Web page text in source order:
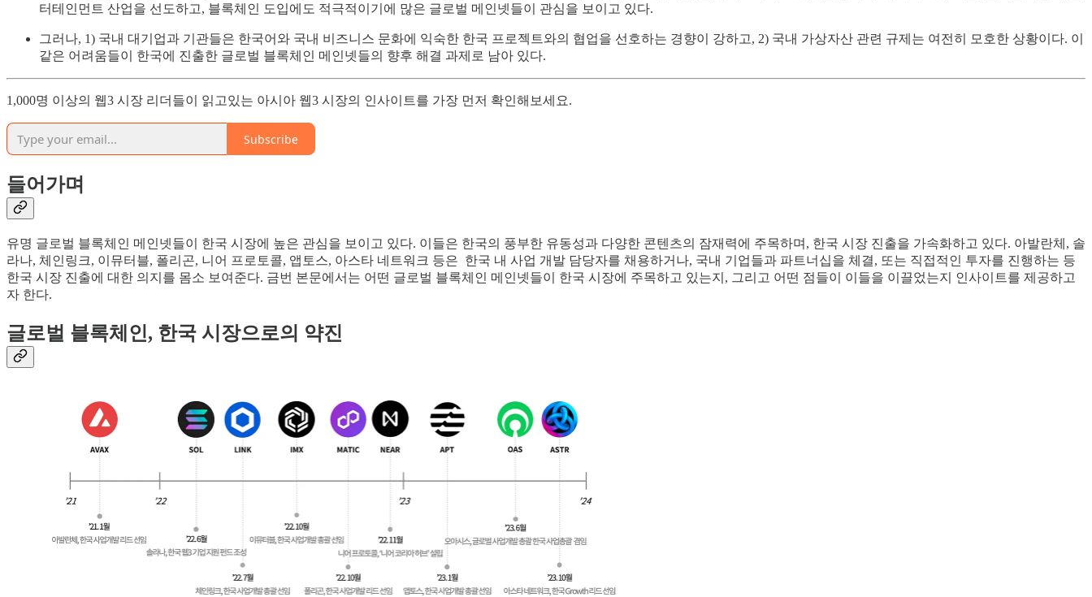
터테인먼트 산업을 선도하고, 블록체인 도입에도 적극적이기에 많은 글로벌 메인넷들이 관심을 보이고 있다.
그러나, 1) 국내 대기업과 기관들은 한국어와 국내 비즈니스 문화에 익숙한 한국 프로젝트와의 협업을 선호하는 경향이 강하고, 2) 국내 가상자산 관련 규제는 여전히 모호한 상황이다. 이
같은 어려움들이 한국에 진출한 글로벌 블록체인 메인넷들의 향후 해결 과제로 남아 있다.
1,000명 이상의 웹3 시장 리더들이 읽고있는 아시아 웹3 시장의 인사이트를 가장 먼저 확인해보세요.
Subscribe
들어가며
유명 글로벌 블록체인 메인넷들이 한국 시장에 높은 관심을 보이고 있다. 이들은 한국의 풍부한 유동성과 다양한 콘텐츠의 잠재력에 주목하며, 한국 시장 진출을 가속화하고 있다. 아발란체, 솔
라나, 체인링크, 이뮤터블, 폴리곤, 니어 프로토콜, 앱토스, 아스타 네트워크 등은 한국 내 사업 개발 담당자를 채용하거나, 국내 기업들과 파트너십을 체결, 또는 직접적인 투자를 진행하는 등
한국 시장 진출에 대한 의지를 몸소 보여준다. 금번 본문에서는 어떤 글로벌 블록체인 메인넷들이 한국 시장에 주목하고 있는지, 그리고 어떤 점들이 이들을 이끌었는지 인사이트를 제공하고
자 한다.
글로벌 블록체인, 한국 시장으로의 약진